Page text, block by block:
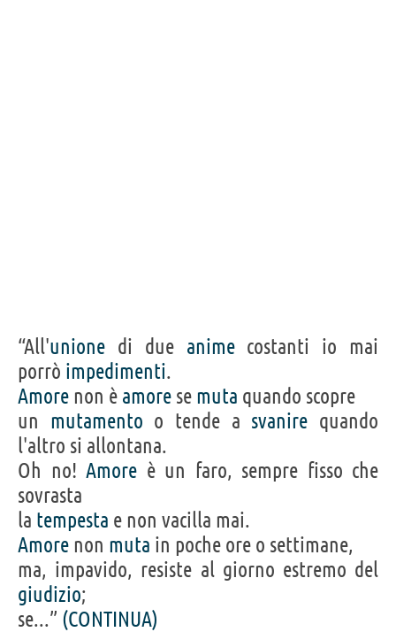
“All'unione di due animecostanti io mai
porrò impedimenti.
Amore non è amore se muta quando scopre
un mutamento o tende a svanire quando
l'altro si allontana.
Oh no! Amore è un faro, sempre fisso che
sovrasta
la tempesta e non vacilla mai.
Amore non muta in poche ore o settimane,
ma, impavido, resiste al giorno estremo del
giudizio;
se...” (CONTINUA)